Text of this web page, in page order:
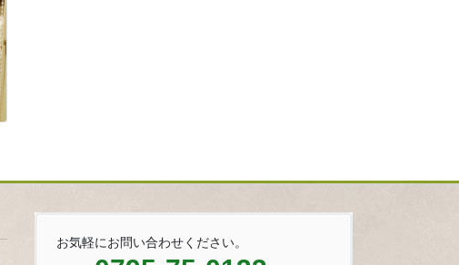
お気軽にお問い合わせください。